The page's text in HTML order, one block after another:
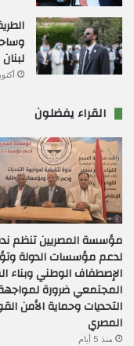
أكتوبر 11,
القراء يفضلون
مؤسسة المصريين تنظم
لدعم مؤسسات الدولة
الإصطفاف الوطني وبناء
المجتمعي ضرورة
التحديات وحماية الأمن
المصري
منذ 5 أيام